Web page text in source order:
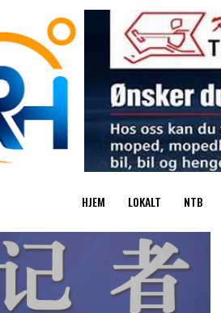
HJEM LOKALT NTB